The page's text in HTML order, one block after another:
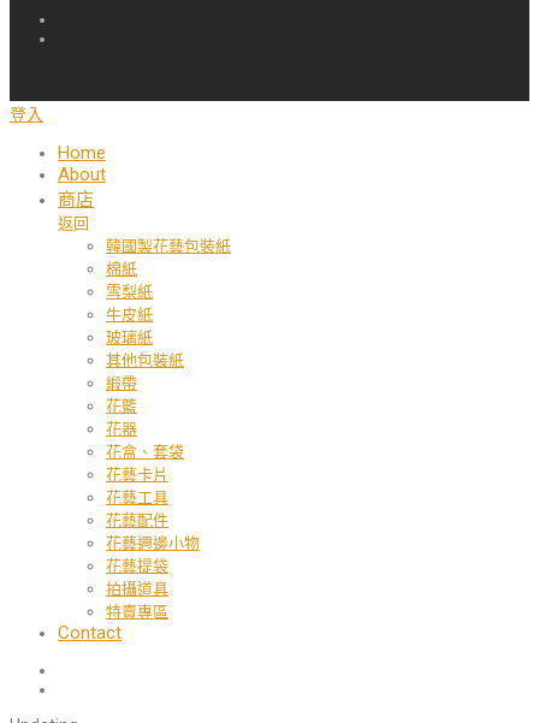
登入
Home
About
商店
返回
韓國製花藝包裝紙
棉紙
雪梨紙
牛皮紙
玻璃紙
其他包裝紙
緞帶
花籃
花器
花盒、套袋
花藝卡片
花藝工具
花藝配件
花藝週邊小物
花藝提袋
拍攝道具
特賣專區
Contact